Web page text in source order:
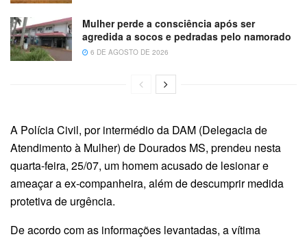
Mulher perde a consciência após ser
agredida a socos e pedradas pelo namorado
6 DE AGOSTO DE 2026
A Polícia Civil, por intermédio da DAM (Delegacia de
Atendimento à Mulher) de Dourados MS, prendeu nesta
quarta-feira, 25/07, um homem acusado de lesionar e
ameaçar a ex-companheira, além de descumprir medida
protetiva de urgência.
De acordo com as informações levantadas, a vítima